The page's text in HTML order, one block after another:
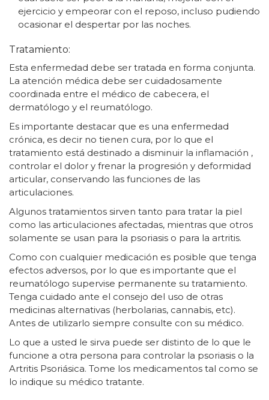
ejercicio y empeorar con el reposo, incluso pudiendo
ocasionar el despertar por las noches.
Tratamiento:
Esta enfermedad debe ser tratada en forma conjunta.
La atención médica debe ser cuidadosamente
coordinada entre el médico de cabecera, el
dermatólogo y el reumatólogo.
Es importante destacar que es una enfermedad
crónica, es decir no tienen cura, por lo que el
tratamiento está destinado a disminuir la inflamación ,
controlar el dolor y frenar la progresión y deformidad
articular, conservando las funciones de las
articulaciones.
Algunos tratamientos sirven tanto para tratar la piel
como las articulaciones afectadas, mientras que otros
solamente se usan para la psoriasis o para la artritis.
Como con cualquier medicación es posible que tenga
efectos adversos, por lo que es importante que el
reumatólogo supervise permanente su tratamiento.
Tenga cuidado ante el consejo del uso de otras
medicinas alternativas (herbolarias, cannabis, etc).
Antes de utilizarlo siempre consulte con su médico.
Lo que a usted le sirva puede ser distinto de lo que le
funcione a otra persona para controlar la psoriasis o la
Artritis Psoriásica. Tome los medicamentos tal como se
lo indique su médico tratante.